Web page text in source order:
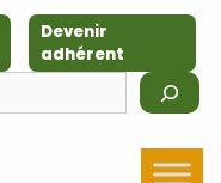
Devenir
adhérent